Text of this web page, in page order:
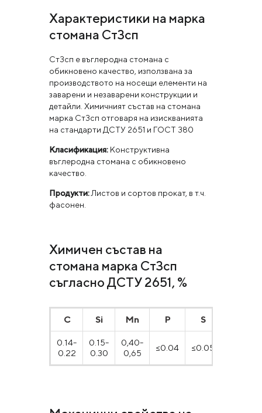
Характеристики на марка
стомана Ст3сп
Ст3сп е въглеродна стомана с
обикновено качество, използвана за
производството на носещи елементи на
заварени и незаварени конструкции и
детайли. Химичният състав на стомана
марка Ст3сп отговаря на изискванията
на стандарти ДСТУ 2651 и ГОСТ 380
Класификация: Конструктивна
въглеродна стомана с обикновено
качество.
Продукти: Листов и сортов прокат, в т.ч.
фасонен.
Химичен състав на
стомана марка Ст3сп
съгласно ДСТУ 2651, %
С Si Mn P S
0.14-
0.22
0.15-
0.30
0,40-
0,65
≤0.04 ≤0.05